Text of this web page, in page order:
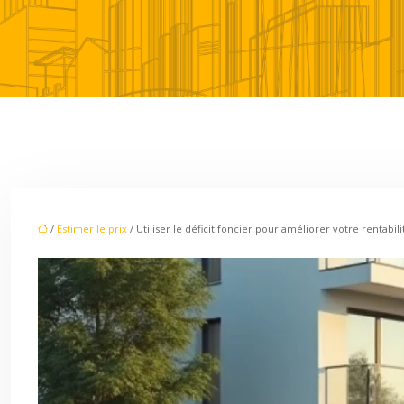
/ Estimer le prix / Utiliser le déficit foncier pour améliorer votre